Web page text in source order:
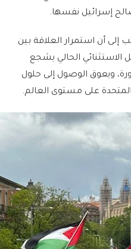
إسرائيل نفسها.
إلى أن استمرار العلاقة بين
الاستثنائي الحالي يشجع
ويعوق الوصول إلى حلول
على مستوى العالم.